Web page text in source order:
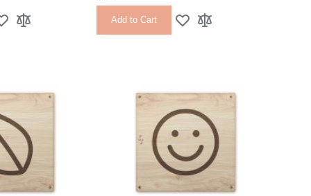
to Wish List
Add to Compare Add to Cart Add to Wish List
Add to Compare